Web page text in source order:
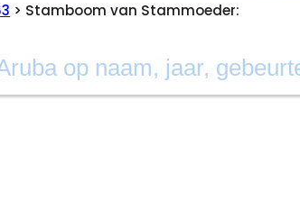
> Stamboom van Stammoeder: